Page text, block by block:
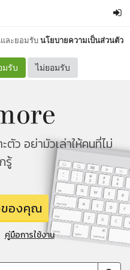
และยอมรับนโยบายความเป็นส่วนตัว
มรับ ไม่ยอมรับ
ตัว อย่ามัวเล่าให้คนที่ไม่
รู้
ของคุณ
คู่มือการใช้งาน